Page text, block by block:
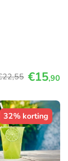
,55 €15,90
32% korting